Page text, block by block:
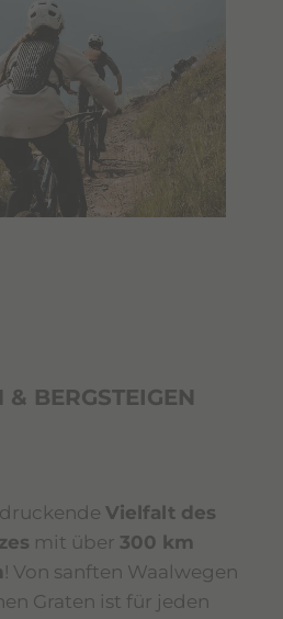
BERGSTEIGEN
Vielfalt des
mit über 300 km
! Von sanften Waalwegen
Graten ist für jeden